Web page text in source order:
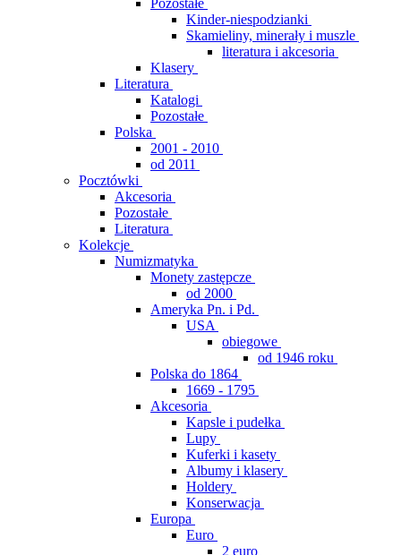
Pozostałe
Kinder-niespodzianki
Skamieliny, minerały i muszle
literatura i akcesoria
Klasery
Literatura
Katalogi
Pozostałe
Polska
2001 - 2010
od 2011
Pocztówki
Akcesoria
Pozostałe
Literatura
Kolekcje
Numizmatyka
Monety zastępcze
od 2000
Ameryka Pn. i Pd.
USA
obiegowe
od 1946 roku
Polska do 1864
1669 - 1795
Akcesoria
Kapsle i pudełka
Lupy
Kuferki i kasety
Albumy i klasery
Holdery
Konserwacja
Europa
Euro
2 euro